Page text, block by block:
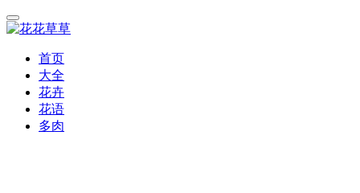
首页
大全
花卉
花语
多肉